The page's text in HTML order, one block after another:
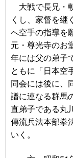
大戦で長兄・
くし、家督を継
へ空手の指導を
元・尊光寺のお
年には父の弟子
ともに「日本空
同会には後に、
譜に連なる群馬
直弟子である丸
傳流兵法本部拳
いく。